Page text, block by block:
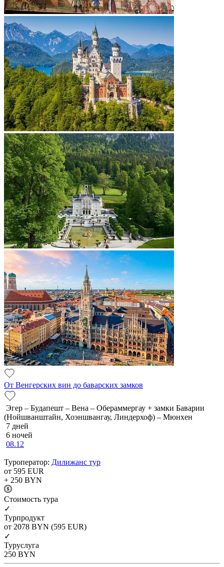
От Венгерских вин до баварских замков
Эгер – Будапешт – Вена – Обераммергау + замки Баварии
(Нойшванштайн, Хоэншвангау, Линдерхоф) – Мюнхен
7 дней
6 ночей
08.12
Туроператор: Дилижанс тур
от 595 EUR
+ 250 BYN
Cтоимость тура
✓
Турпродукт
от 2078 BYN (595 EUR)
✓
Туруслуга
250 BYN